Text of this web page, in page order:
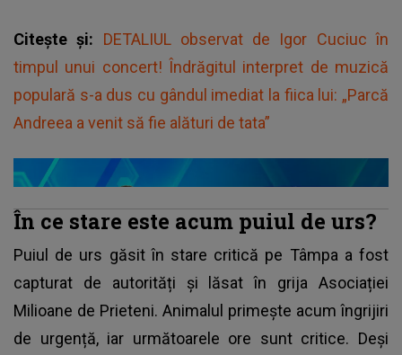
Citește și: DETALIUL observat de Igor Cuciuc în
timpul unui concert! Îndrăgitul interpret de muzică
populară s-a dus cu gândul imediat la fiica lui: „Parcă
Andreea a venit să fie alături de tata”
În ce stare este acum puiul de urs?
Puiul de urs găsit în stare critică pe Tâmpa a fost
capturat de autorități și lăsat în grija Asociației
Milioane de Prieteni. Animalul primește acum îngrijiri
de urgență, iar următoarele ore sunt critice. Deși